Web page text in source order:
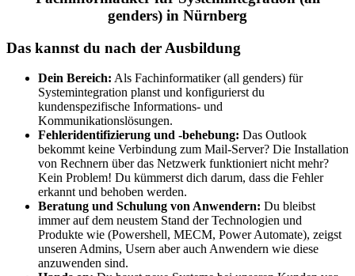
genders) in Nürnberg
Das kannst du nach der Ausbildung
Dein Bereich: Als Fachinformatiker (all genders) für
Systemintegration planst und konfigurierst du
kundenspezifische Informations- und
Kommunikationslösungen.
Fehleridentifizierung und -behebung: Das Outlook
bekommt keine Verbindung zum Mail-Server? Die Installation
von Rechnern über das Netzwerk funktioniert nicht mehr?
Kein Problem! Du kümmerst dich darum, dass die Fehler
erkannt und behoben werden.
Beratung und Schulung von Anwendern: Du bleibst
immer auf dem neustem Stand der Technologien und
Produkte wie (Powershell, MECM, Power Automate), zeigst
unseren Admins, Usern aber auch Anwendern wie diese
anzuwenden sind.